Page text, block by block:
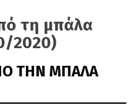
τη μπάλα
2020)
ΤΗΝ ΜΠΑΛΑ